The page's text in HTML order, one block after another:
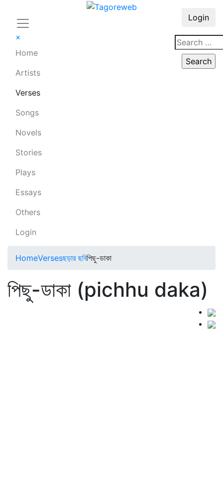
×
Home
Artists
Verses
Songs
Novels
Stories
Plays
Essays
Others
Login
Login
HomeVersesছড়ার ছবিপিছু-ডাকা
পিছু-ডাকা (pichhu daka)